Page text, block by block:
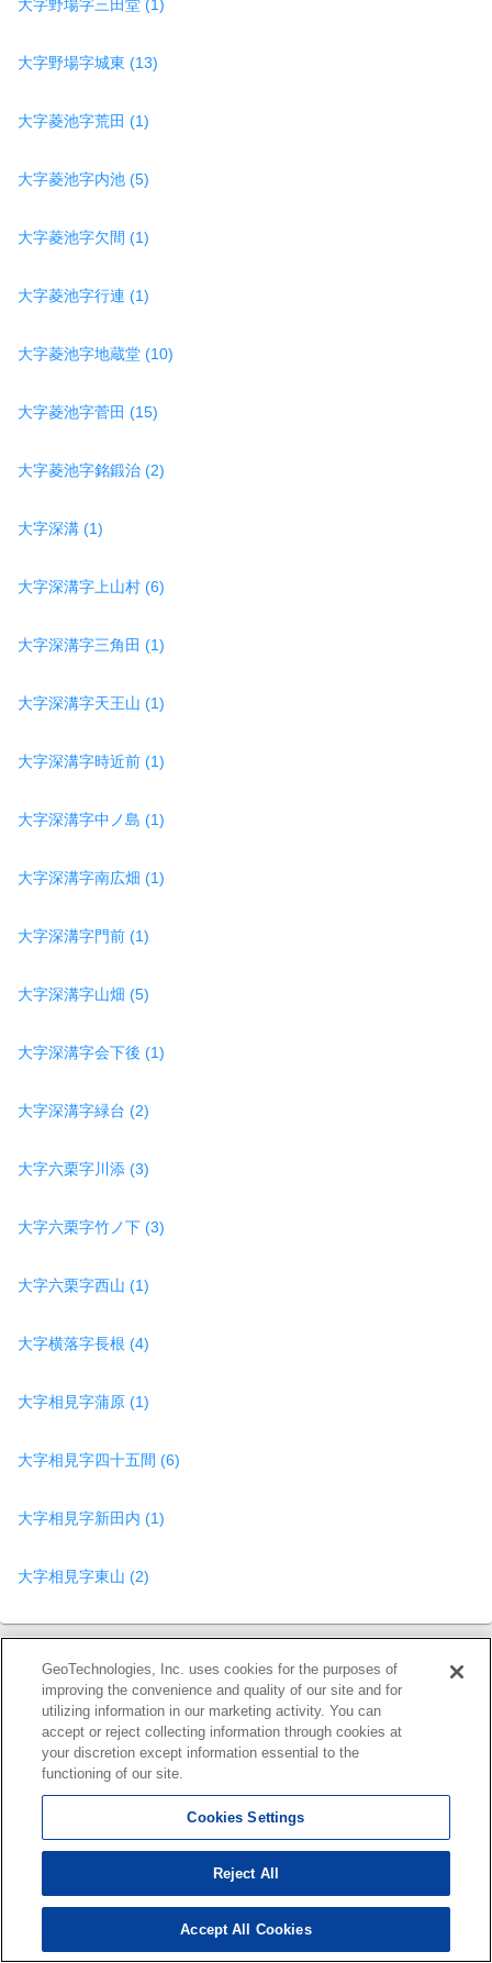
大字野場字三田堂 (1)
大字野場字城東 (13)
大字菱池字荒田 (1)
大字菱池字内池 (5)
大字菱池字欠間 (1)
大字菱池字行連 (1)
大字菱池字地蔵堂 (10)
大字菱池字菅田 (15)
大字菱池字銘鍛治 (2)
大字深溝 (1)
大字深溝字上山村 (6)
大字深溝字三角田 (1)
大字深溝字天王山 (1)
大字深溝字時近前 (1)
大字深溝字中ノ島 (1)
大字深溝字南広畑 (1)
大字深溝字門前 (1)
大字深溝字山畑 (5)
大字深溝字会下後 (1)
大字深溝字緑台 (2)
大字六栗字川添 (3)
大字六栗字竹ノ下 (3)
大字六栗字西山 (1)
大字横落字長根 (4)
大字相見字蒲原 (1)
大字相見字四十五間 (6)
大字相見字新田内 (1)
大字相見字東山 (2)
額田郡幸田町の他の種類の物件を見る
賃貸(マンション・アパート・一
戸建て)
月極駐車場
貸事務所
中古一戸建て
売り店舗
検索結果を見る
GeoTechnologies, Inc. uses cookies for the purposes of
improving the convenience and quality of our site and for
utilizing information in our marketing activity. You can
accept or reject collecting information through cookies at
your discretion except information essential to the
functioning of our site.
Cookies Settings
Reject All
Accept All Cookies